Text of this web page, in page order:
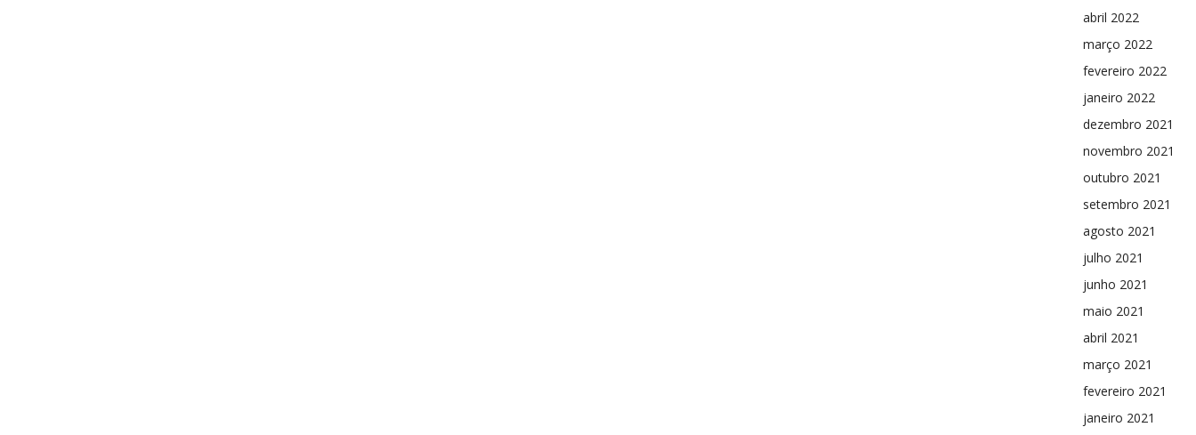
abril 2022
março 2022
fevereiro 2022
janeiro 2022
dezembro 2021
novembro 2021
outubro 2021
setembro 2021
agosto 2021
julho 2021
junho 2021
maio 2021
abril 2021
março 2021
fevereiro 2021
janeiro 2021